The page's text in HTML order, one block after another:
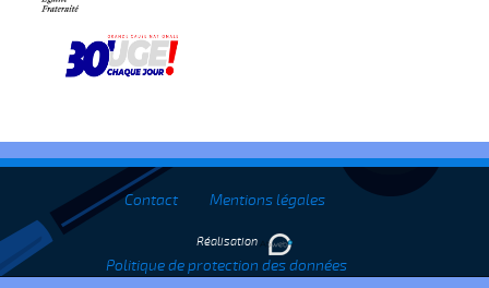
Contact Mentions légales
Politique de protection des données
Réalisation